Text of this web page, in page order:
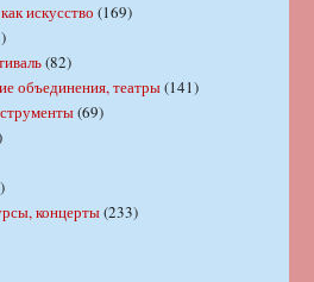
искусство (169)
(82)
объединения, театры(141)
(69)
концерты(233)